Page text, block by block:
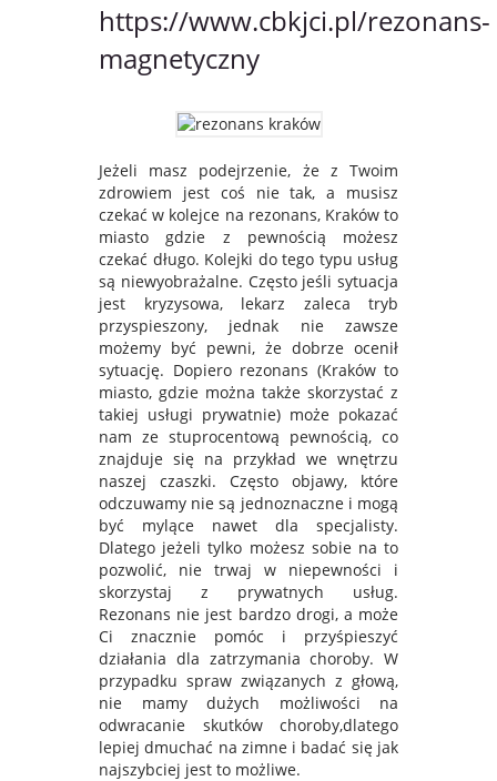
https://www.cbkjci.pl/rezonans-
magnetyczny
Jeżeli masz podejrzenie, że z Twoim
zdrowiem jest coś nie tak, a musisz
czekać w kolejce na rezonans, Kraków to
miasto gdzie z pewnością możesz
czekać długo. Kolejki do tego typu usług
są niewyobrażalne. Często jeśli sytuacja
jest kryzysowa, lekarz zaleca tryb
przyspieszony, jednak nie zawsze
możemy być pewni, że dobrze ocenił
sytuację. Dopiero rezonans (Kraków to
miasto, gdzie można także skorzystać z
takiej usługi prywatnie) może pokazać
nam ze stuprocentową pewnością, co
znajduje się na przykład we wnętrzu
naszej czaszki. Często objawy, które
odczuwamy nie są jednoznaczne i mogą
być mylące nawet dla specjalisty.
Dlatego jeżeli tylko możesz sobie na to
pozwolić, nie trwaj w niepewności i
skorzystaj z prywatnych usług.
Rezonans nie jest bardzo drogi, a może
Ci znacznie pomóc i przyśpieszyć
działania dla zatrzymania choroby. W
przypadku spraw związanych z głową,
nie mamy dużych możliwości na
odwracanie skutków choroby,dlatego
lepiej dmuchać na zimne i badać się jak
najszybciej jest to możliwe.